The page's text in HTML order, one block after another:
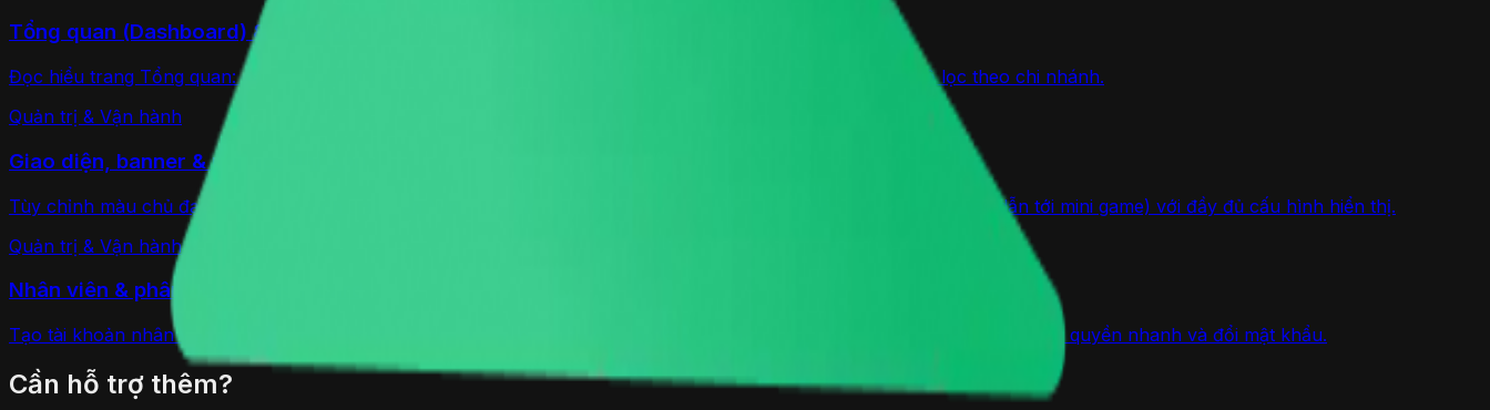
Tổng quan (Dashboard) & báo cáo
Đọc hiểu trang Tổng quan: các chỉ số KPI thay đổi theo loại hình, biểu đồ thống kê, hoạt động gần đây và bộ lọc theo chi nhánh.
Quản trị & Vận hành
Giao diện, banner & popup Mini App
Tùy chỉnh màu chủ đạo và phong cách giao diện Mini App; tạo banner trang chủ và popup (thông báo, khuyến mãi, dẫn tới mini game) với đầy đủ cấu hình hiển thị.
Quản trị & Vận hành
Nhân viên & phân quyền dashboard
Tạo tài khoản nhân viên đăng nhập dashboard, gán vai trò, phân quyền chi tiết theo từng module (Xem/Sửa/Xoá), dùng mẫu quyền nhanh và đổi mật khẩu.
Cần hỗ trợ thêm?